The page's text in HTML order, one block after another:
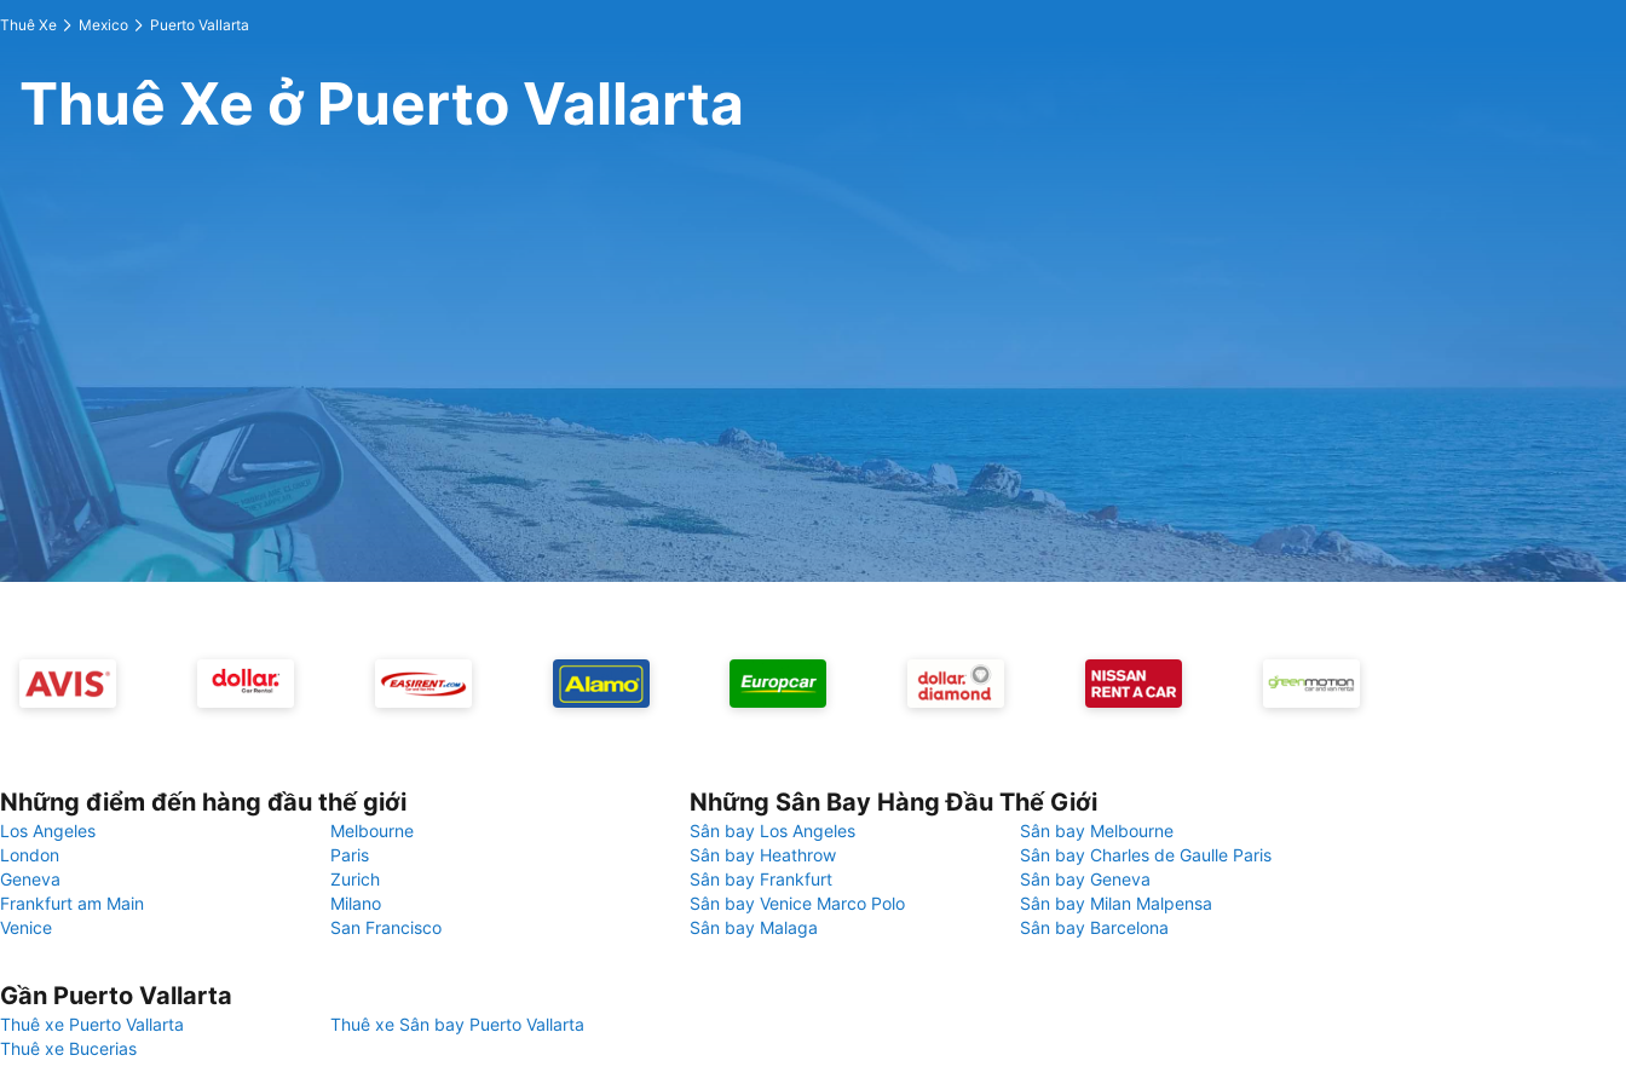
Thuê Xe Mexico Puerto Vallarta
Thuê Xe ở Puerto Vallarta
Những điểm đến hàng đầu thế giới
Los Angeles
Melbourne
London
Paris
Geneva
Zurich
Frankfurt am Main
Milano
Venice
San Francisco
Những Sân Bay Hàng Đầu Thế Giới
Sân bay Los Angeles
Sân bay Melbourne
Sân bay Heathrow
Sân bay Charles de Gaulle Paris
Sân bay Frankfurt
Sân bay Geneva
Sân bay Venice Marco Polo
Sân bay Milan Malpensa
Sân bay Malaga
Sân bay Barcelona
Gần Puerto Vallarta
Thuê xe Puerto Vallarta
Thuê xe Sân bay Puerto Vallarta
Thuê xe Bucerias